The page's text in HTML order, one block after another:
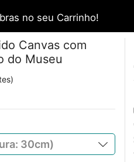
no seu Carrinho!
Canvas com
do Museu